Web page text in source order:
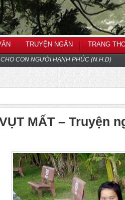
TRUYỆN NGẮN TRANG
CON NGƯỜI HẠNH PHÚC (N.H.D)
MẤT – Truyện